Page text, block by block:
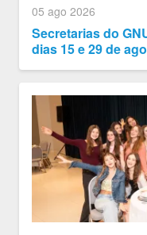
05 ago 2026
Secretarias do
dias 15 e 29 de